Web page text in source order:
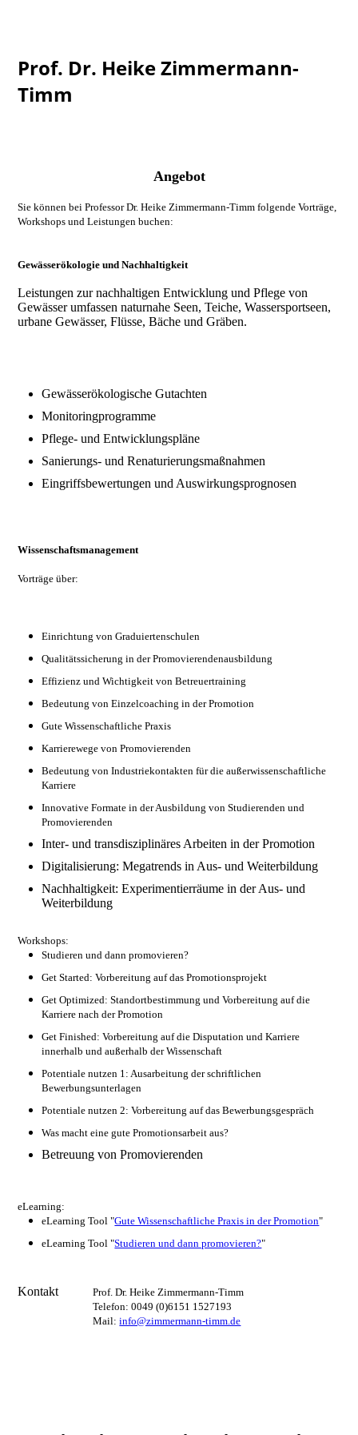
Prof. Dr. Heike Zimmermann-
Timm
Angebot
Sie können bei Professor Dr. Heike Zimmermann-Timm folgende Vorträge,
Workshops und Leistungen buchen:
Gewässerökologie und Nachhaltigkeit
Leistungen zur nachhaltigen Entwicklung und Pflege von
Gewässer umfassen naturnahe Seen, Teiche, Wassersportseen,
urbane Gewässer, Flüsse, Bäche und Gräben.
Gewässerökologische Gutachten
Monitoringprogramme
Pflege- und Entwicklungspläne
Sanierungs- und Renaturierungsmaßnahmen
Eingriffsbewertungen und Auswirkungsprognosen
Wissenschaftsmanagement
Vorträge über:
Einrichtung von Graduiertenschulen
Qualitätssicherung in der Promovierendenausbildung
Effizienz und Wichtigkeit von Betreuertraining
Bedeutung von Einzelcoaching in der Promotion
Gute Wissenschaftliche Praxis
Karrierewege von Promovierenden
Bedeutung von Industriekontakten für die außerwissenschaftliche
Karriere
Innovative Formate in der Ausbildung von Studierenden und
Promovierenden
Inter- und transdisziplinäres Arbeiten in der Promotion
Digitalisierung: Megatrends in Aus- und Weiterbildung
Nachhaltigkeit: Experimentierräume in der Aus- und
Weiterbildung
Workshops:
Studieren und dann promovieren?
Get Started: Vorbereitung auf das Promotionsprojekt
Get Optimized: Standortbestimmung und Vorbereitung auf die
Karriere nach der Promotion
Get Finished: Vorbereitung auf die Disputation und Karriere
innerhalb und außerhalb der Wissenschaft
Potentiale nutzen 1: Ausarbeitung der schriftlichen
Bewerbungsunterlagen
Potentiale nutzen 2: Vorbereitung auf das Bewerbungsgespräch
Was macht eine gute Promotionsarbeit aus?
Betreuung von Promovierenden
eLearning:
eLearning Tool "Gute Wissenschaftliche Praxis in der Promotion"
eLearning Tool "Studieren und dann promovieren?"
Kontakt
Prof. Dr. Heike Zimmermann-Timm
Telefon: 0049 (0)6151 1527193
Mail:info@zimmermann-timm.de